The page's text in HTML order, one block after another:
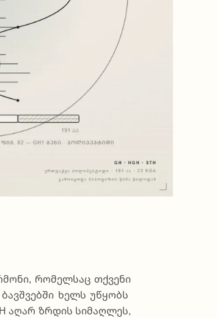
რო­მელ­საც თქვე­ნი
ხელს უწ­ყობს
აღარ ზრდის სი­მა­ღლეს,